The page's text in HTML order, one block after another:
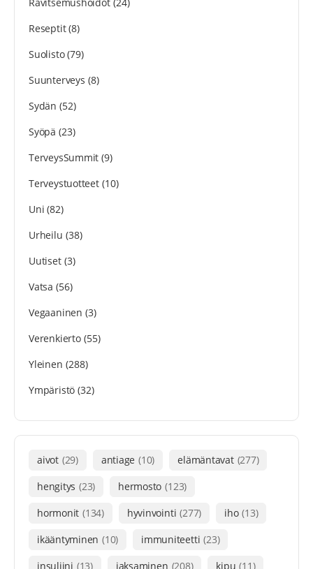
Ravitsemushoidot(24)
Reseptit(8)
Suolisto(79)
Suunterveys (8)
Sydän (52)
Syöpä (23)
TerveysSummit (9)
Terveystuotteet(10)
Uni (82)
Urheilu (38)
Uutiset(3)
Vatsa (56)
Vegaaninen (3)
Verenkierto(55)
Yleinen (288)
Ympäristö (32)
aivot (29) antiage (10) elämäntavat (277)
hengitys (23) hermosto (123)
hormonit (134) hyvinvointi (277) iho (13)
ikääntyminen (10) immuniteetti (23)
insuliini (13) jaksaminen (208) kipu (11)